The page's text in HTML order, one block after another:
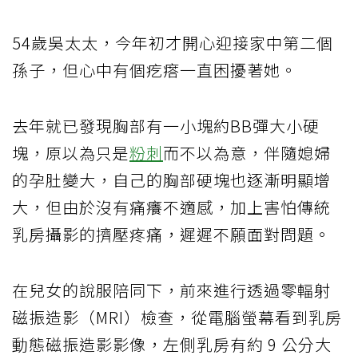
54歲吳太太，今年初才開心迎接家中第二個
孫子，但心中有個疙瘩一直困擾著她。
去年就已發現胸部有一小塊約BB彈大小硬
塊，原以為只是粉刺而不以為意，伴隨媳婦
的孕肚變大，自己的胸部硬塊也逐漸明顯增
大，但由於沒有痛癢不適感，加上害怕傳統
乳房攝影的擠壓疼痛，遲遲不願面對問題。
在兒女的說服陪同下，前來進行透過零輻射
磁振造影（MRI）檢查，從電腦螢幕看到乳房
動態磁振造影影像，左側乳房有約 9 公分大